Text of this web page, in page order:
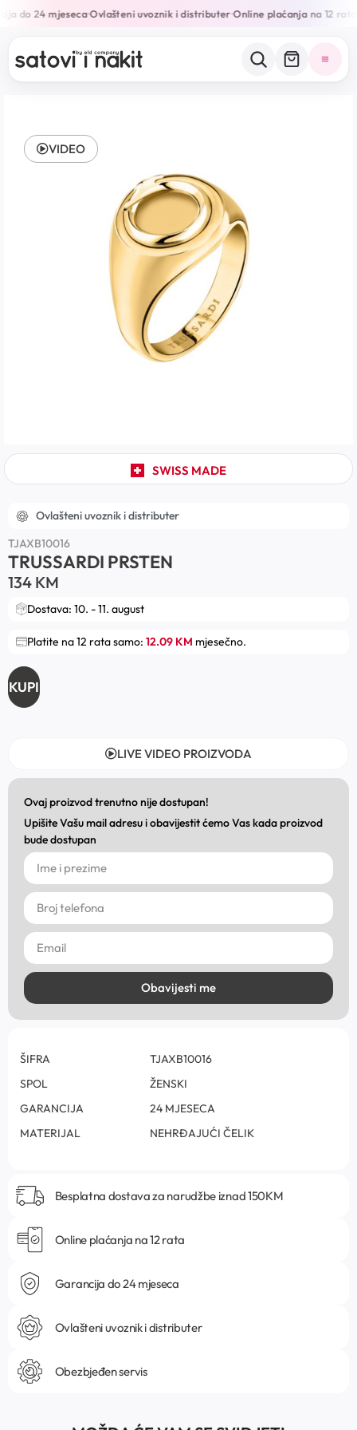
do 24 mjeseca•Ovlašteni uvoznik i distributer•Online plaćanja na 12 rata
SWISS MADE
VIDEO
Ovlašteni uvoznik i distributer
TJAXB10016
TRUSSARDI PRSTEN
134 KM
Dostava: 10. - 11. august
Platite na 12 rata samo: 12.09 KM mjesečno.
KUPI
LIVE VIDEO PROIZVODA
Ovaj proizvod trenutno nije dostupan!
Upišite Vašu mail adresu i obavijestit ćemo Vas kada proizvod
bude dostupan
Obavijesti me
ŠIFRA
TJAXB10016
SPOL
ŽENSKI
GARANCIJA
24 MJESECA
MATERIJAL
NEHRĐAJUĆI ČELIK
Besplatna dostava za narudžbe iznad 150KM
Online plaćanja na 12 rata
Garancija do 24 mjeseca
Ovlašteni uvoznik i distributer
Obezbjeđen servis